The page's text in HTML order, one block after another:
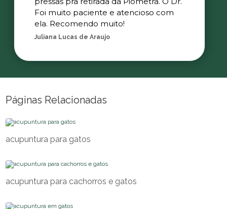
Foi muito paciente e atencioso com
ela. Recomendo muito!
Juliana Lucas de Araujo
Páginas Relacionadas
acupuntura para gatos
acupuntura para cachorros e gatos